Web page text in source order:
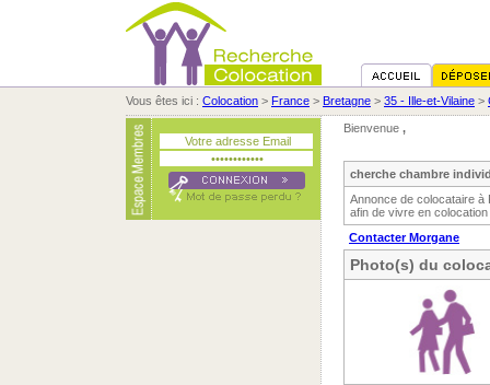
Vous êtes ici : Colocation > France > Bretagne > 35 - Ille-et-Vilaine >
Bienvenue ,
cherche chambre
Annonce de colocataire à
afin de vivre en colocation
Contacter Morgane
Photo(s) du